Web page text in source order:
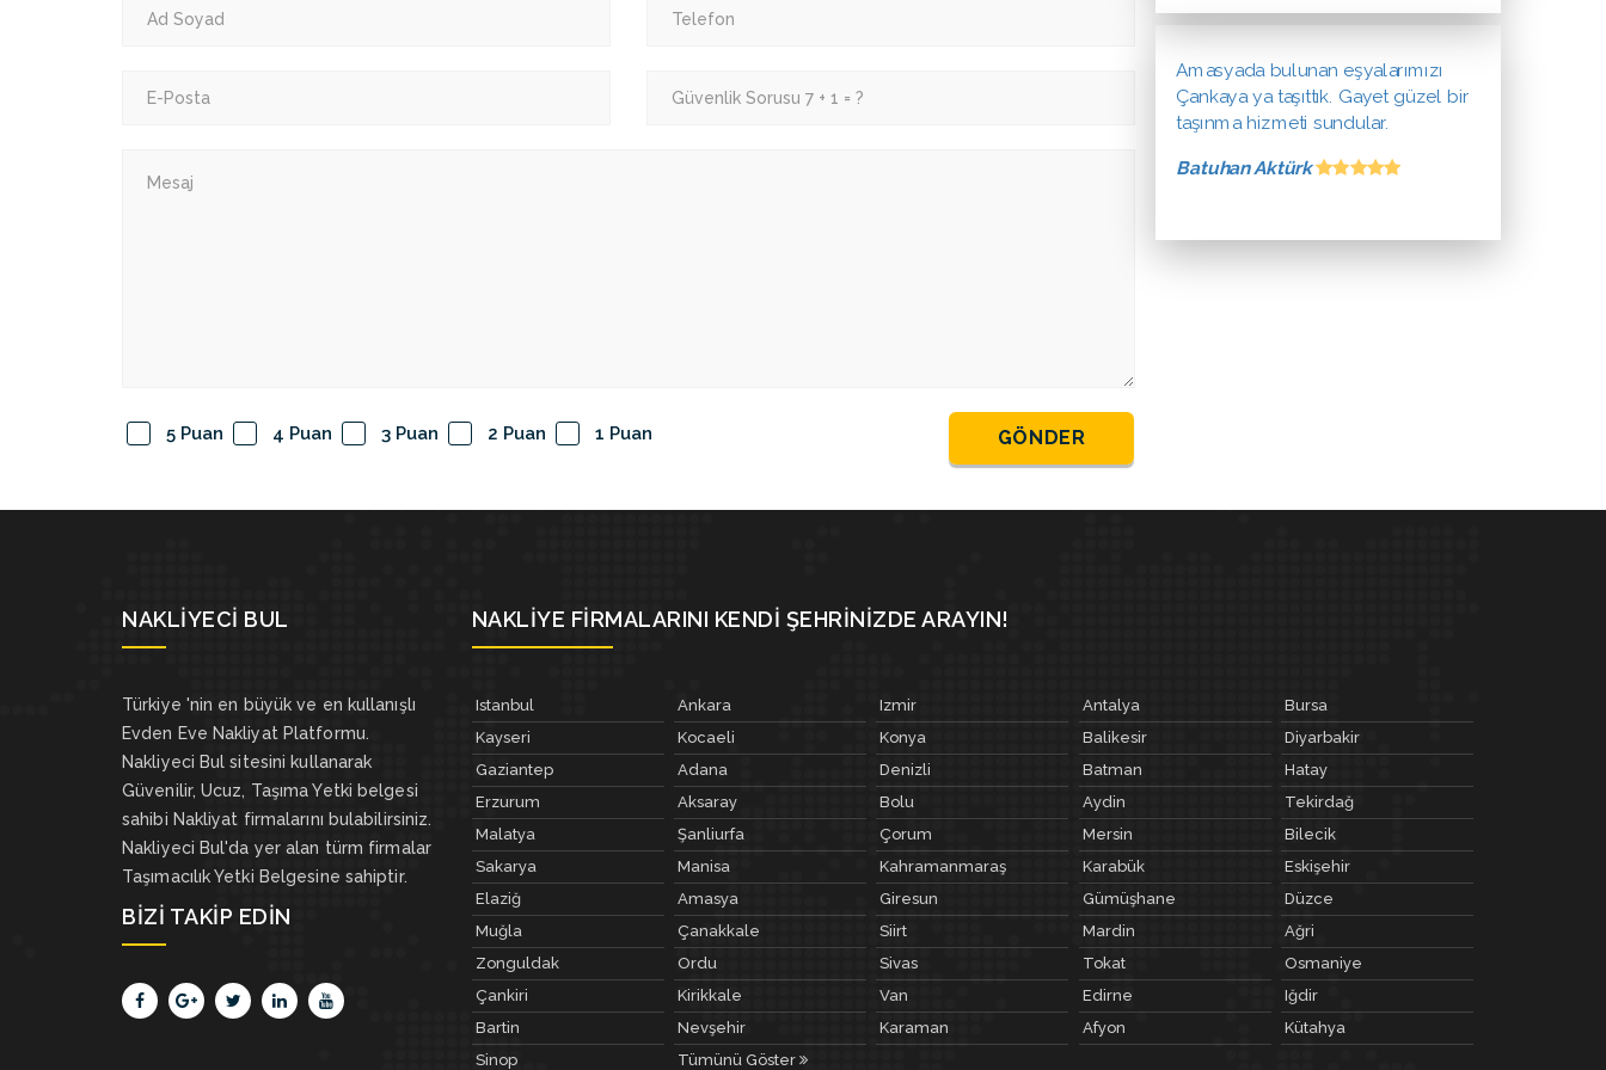
5 Puan 4 Puan 3 Puan 2 Puan 1 Puan GÖNDER
Amasyada bulunan eşyalarımızı
Çankaya ya taşıttık. Gayet güzel bir
taşınma hizmeti sundular.
Batuhan Aktürk
NAKLIYECI BUL
Türkiye 'nin en büyük ve en kullanışlı
Evden Eve Nakliyat Platformu.
Nakliyeci Bul sitesini kullanarak
Güvenilir, Ucuz, Taşıma Yetki belgesi
sahibi Nakliyat firmalarını bulabilirsiniz.
Nakliyeci Bul'da yer alan türm firmalar
Taşımacılık Yetki Belgesine sahiptir.
BIZI TAKIP EDIN
NAKLIYE FIRMALARINI KENDI ŞEHRINIZDE ARAYIN!
Istanbul Ankara Izmir Antalya
Bursa
Kayseri
Kocaeli Konya Balikesir
Diyarbakir
Gaziantep
Adana Denizli Batman
Hatay
Erzurum
Aksaray Bolu Aydin
Tekirdağ
Malatya
Şanliurfa Çorum Mersin
Bilecik
Sakarya
Manisa Kahramanmaraş Karabük
Eskişehir
Elaziğ
Amasya Giresun Gümüşhane
Düzce
Muğla
Çanakkale Siirt Mardin
Ağri
Zonguldak
Ordu Sivas Tokat
Osmaniye
Çankiri
Kirikkale Van Edirne
Iğdir
Bartin
Nevşehir Karaman Afyon
Kütahya
Sinop
Tümünü Göster